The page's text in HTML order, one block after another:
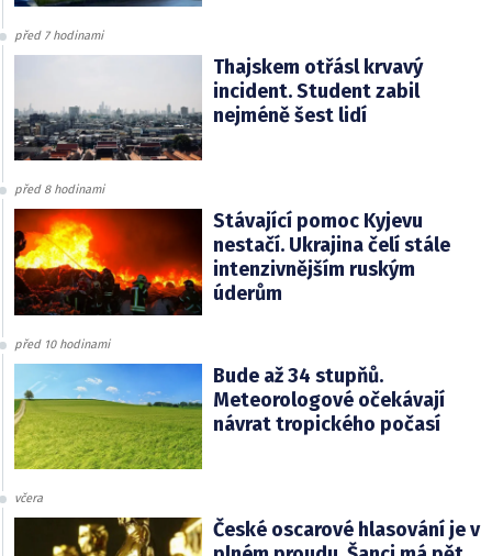
před 7 hodinami
Thajskem otřásl krvavý
incident. Student zabil
nejméně šest lidí
před 8 hodinami
Stávající pomoc Kyjevu
nestačí. Ukrajina čelí stále
intenzivnějším ruským
úderům
před 10 hodinami
Bude až 34 stupňů.
Meteorologové očekávají
návrat tropického počasí
včera
České oscarové hlasování je v